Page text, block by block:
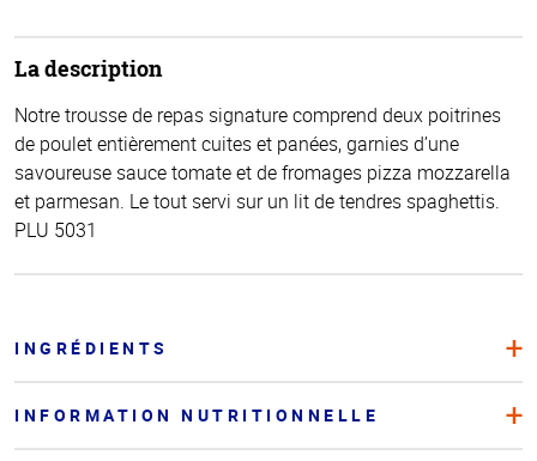
La description
Notre trousse de repas signature comprend deux poitrines
de poulet entièrement cuites et panées, garnies d’une
savoureuse sauce tomate et de fromages pizza mozzarella
et parmesan. Le tout servi sur un lit de tendres spaghettis.
PLU 5031
INGRÉDIENTS
INFORMATION NUTRITIONNELLE